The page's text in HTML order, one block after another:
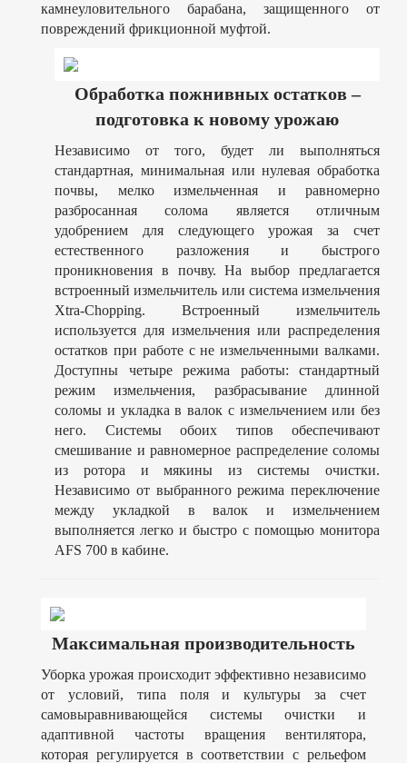
камнеуловительного барабана, защищенного от
повреждений фрикционной муфтой.
Обработка пожнивных остатков –
подготовка к новому урожаю
Независимо от того, будет ли выполняться
стандартная, минимальная или нулевая обработка
почвы, мелко измельченная и равномерно
разбросанная солома является отличным
удобрением для следующего урожая за счет
естественного разложения и быстрого
проникновения в почву. На выбор предлагается
встроенный измельчитель или система измельчения
Xtra-Chopping. Встроенный измельчитель
используется для измельчения или распределения
остатков при работе с не измельченными валками.
Доступны четыре режима работы: стандартный
режим измельчения, разбрасывание длинной
соломы и укладка в валок с измельчением или без
него. Системы обоих типов обеспечивают
смешивание и равномерное распределение соломы
из ротора и мякины из системы очистки.
Независимо от выбранного режима переключение
между укладкой в валок и измельчением
выполняется легко и быстро с помощью монитора
AFS 700 в кабине.
Максимальная производительность
Уборка урожая происходит эффективно независимо
от условий, типа поля и культуры за счет
самовыравнивающейся системы очистки и
адаптивной частоты вращения вентилятора,
которая регулируется в соответствии с рельефом